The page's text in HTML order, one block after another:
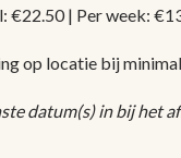
€22.50 | Per week:
op locatie bij
datum(s) in bij het